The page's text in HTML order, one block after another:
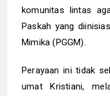
komunitas lintas
Paskah yang
Mimika (PGGM).
Perayaan ini tidak
umat Kristiani,